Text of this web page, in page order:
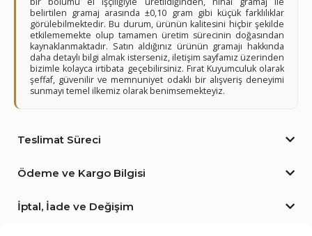
belirtilen gramaj arasında ±0,10 gram gibi küçük farklılıklar
görülebilmektedir. Bu durum, ürünün kalitesini hiçbir şekilde
etkilememekte olup tamamen üretim sürecinin doğasından
kaynaklanmaktadır. Satın aldığınız ürünün gramajı hakkında
daha detaylı bilgi almak isterseniz, iletişim sayfamız üzerinden
bizimle kolayca irtibata geçebilirsiniz. Fırat Kuyumculuk olarak
şeffaf, güvenilir ve memnuniyet odaklı bir alışveriş deneyimi
sunmayı temel ilkemiz olarak benimsemekteyiz.
Teslimat Süreci
Ödeme ve Kargo Bilgisi
İptal, İade ve Değişim